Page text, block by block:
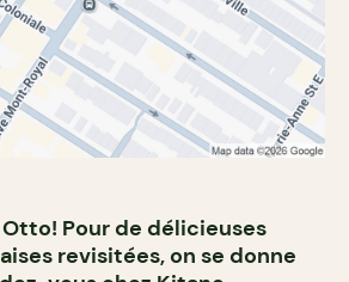
Pour de délicieuses
revisitées, on se donne